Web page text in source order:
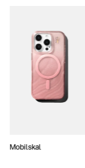
Mobilskal